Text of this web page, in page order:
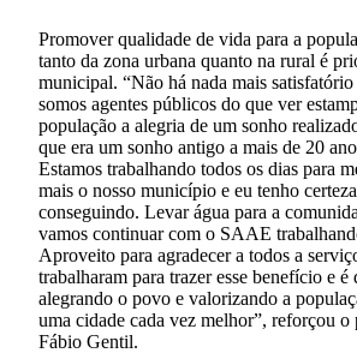
Promover qualidade de vida para a
tanto da zona urbana quanto na rural é
municipal. “Não há nada mais satisfatório
somos agentes públicos do que ver
população a alegria de um sonho
que era um sonho antigo a mais de 20
Estamos trabalhando todos os dias para
mais o nosso município e eu tenho
conseguindo. Levar água para a
vamos continuar com o SAAE
Aproveito para agradecer a todos a
trabalharam para trazer esse benefício e é
alegrando o povo e valorizando a
uma cidade cada vez melhor”, reforçou o
Fábio Gentil.